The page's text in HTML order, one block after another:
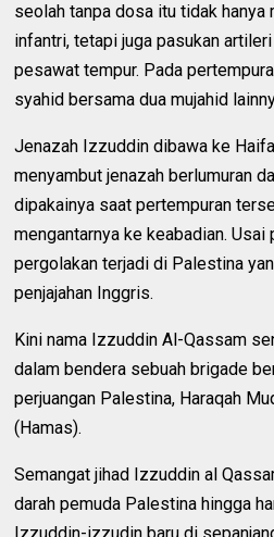
seolah tanpa dosa itu tidak hanya
infantri, tetapi juga pasukan
pesawat tempur. Pada
syahid bersama dua mujahid
Jenazah Izzuddin dibawa ke
menyambut jenazah berlumuran
dipakainya saat pertempuran
mengantarnya ke keabadian.
pergolakan terjadi di Palestina
penjajahan Inggris.
Kini nama Izzuddin Al-Qassam
dalam bendera sebuah brigade
perjuangan Palestina, Haraqah
(Hamas).
Semangat jihad Izzuddin al
darah pemuda Palestina hingga